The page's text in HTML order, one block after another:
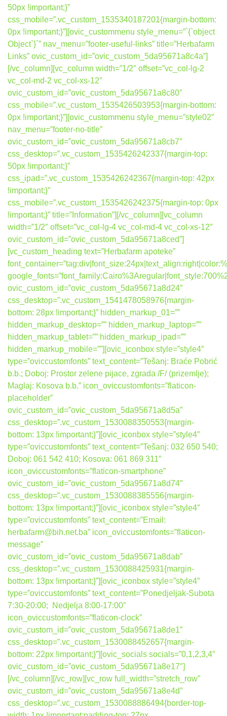
50px !important;}”
css_mobile=”.vc_custom_1535340187201{margin-bottom:
0px !important;}”][ovic_custommenu style_menu=”`{`object
Object`}`” nav_menu=”footer-useful-links” title=”Herbafarm
Links” ovic_custom_id=”ovic_custom_5da95671a8c4a”]
[/vc_column][vc_column width=”1/2″ offset=”vc_col-lg-2
vc_col-md-2 vc_col-xs-12″
ovic_custom_id=”ovic_custom_5da95671a8c80″
css_mobile=”.vc_custom_1535426503953{margin-bottom:
0px !important;}”][ovic_custommenu style_menu=”style02″
nav_menu=”footer-no-title”
ovic_custom_id=”ovic_custom_5da95671a8cb7″
css_desktop=”.vc_custom_1535426242337{margin-top:
50px !important;}”
css_ipad=”.vc_custom_1535426242367{margin-top: 42px
!important;}”
css_mobile=”.vc_custom_1535426242375{margin-top: 0px
!important;}” title=”Information”][/vc_column][vc_column
width=”1/2″ offset=”vc_col-lg-4 vc_col-md-4 vc_col-xs-12″
ovic_custom_id=”ovic_custom_5da95671a8ced”]
[vc_custom_heading text=”Herbafarm apoteke”
ovic_custom_id=”ovic_custom_5da95671a8d24″
css_desktop=”.vc_custom_1541478058976{margin-
bottom: 28px !important;}” hidden_markup_01=””
hidden_markup_desktop=”” hidden_markup_laptop=””
hidden_markup_tablet=”” hidden_markup_ipad=””
hidden_markup_mobile=””][ovic_iconbox style=”style4″
type=”oviccustomfonts” text_content=”Tešanj: Braće Pobrić
b.b.; Doboj: Prostor zelene pijace, zgrada /F/ (prizemlje);
Maglaj: Kosova b.b.” icon_oviccustomfonts=”flaticon-
placeholder”
ovic_custom_id=”ovic_custom_5da95671a8d5a”
css_desktop=”.vc_custom_1530088350553{margin-
bottom: 13px !important;}”][ovic_iconbox style=”style4″
type=”oviccustomfonts” text_content=”Tešanj: 032 650 540;
Doboj: 061 542 410; Kosova: 061 869 311″
icon_oviccustomfonts=”flaticon-smartphone”
ovic_custom_id=”ovic_custom_5da95671a8d74″
css_desktop=”.vc_custom_1530088385556{margin-
bottom: 13px !important;}”][ovic_iconbox style=”style4″
type=”oviccustomfonts” text_content=”Email:
herbafarm@bih.net.ba” icon_oviccustomfonts=”flaticon-
message”
ovic_custom_id=”ovic_custom_5da95671a8dab”
css_desktop=”.vc_custom_1530088425931{margin-
bottom: 13px !important;}”][ovic_iconbox style=”style4″
type=”oviccustomfonts” text_content=”Ponedjeljak-Subota
7:30-20:00; Nedjelja 8:00-17:00″
icon_oviccustomfonts=”flaticon-clock”
ovic_custom_id=”ovic_custom_5da95671a8de1″
css_desktop=”.vc_custom_1530088452657{margin-
bottom: 22px !important;}”][ovic_socials socials=”0,1,2,3,4″
ovic_custom_id=”ovic_custom_5da95671a8e17″]
[/vc_column][/vc_row][vc_row full_width=”stretch_row”
ovic_custom_id=”ovic_custom_5da95671a8e4d”
css_desktop=”.vc_custom_1530088886494{border-top-